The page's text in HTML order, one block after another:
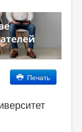
Печать